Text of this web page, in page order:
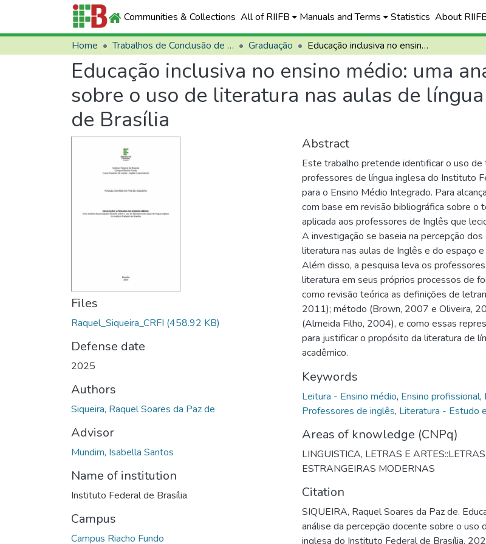
Communities & Collections All of RIIFB Manuals and Terms Statistics About
Home Trabalhos de Conclusão de Curso (TCCs) Graduação Educação inclusiva no ensino médio: uma análise da percepção docente sobre o uso de literatura nas aulas de língua inglesa do Instituto Federal de Brasília
Educação inclusiva no ensino médio: uma
sobre o uso de literatura nas aulas de
de Brasília
Files
Raquel_Siqueira_CRFI (458.92 KB)
Defense date
2025
Authors
Siqueira, Raquel Soares da Paz de
Advisor
Mundim, Isabella Santos
Name of institution
Instituto Federal de Brasília
Campus
Campus Riacho Fundo
Abstract
Este trabalho pretende identificar o uso
professores de língua inglesa do Instituto
para o Ensino Médio Integrado. Para
com base em revisão bibliográfica sobre o
aplicada aos professores de Inglês que
A investigação se baseia na percepção
literatura nas aulas de Inglês e do espaço
Além disso, a pesquisa leva os
literatura em seus próprios processos de
como revisão teórica as definições de
2011); método (Brown, 2007 e Oliveira,
(Almeida Filho, 2004), e como essas
para justificar o propósito da literatura de
acadêmico.
Keywords
Leitura - Ensino médio, Ensino profissional,
Professores de inglês, Literatura - Estudo
Areas of knowledge (CNPq)
LINGUISTICA, LETRAS E
ESTRANGEIRAS MODERNAS
Citation
SIQUEIRA, Raquel Soares da Paz de.
análise da percepção docente sobre o uso
inglesa do Instituto Federal de Brasília.